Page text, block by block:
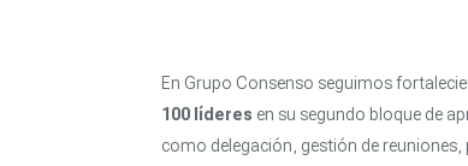
En Grupo Consenso seguimos
100 líderes en su segundo bloque de
como delegación, gestión de